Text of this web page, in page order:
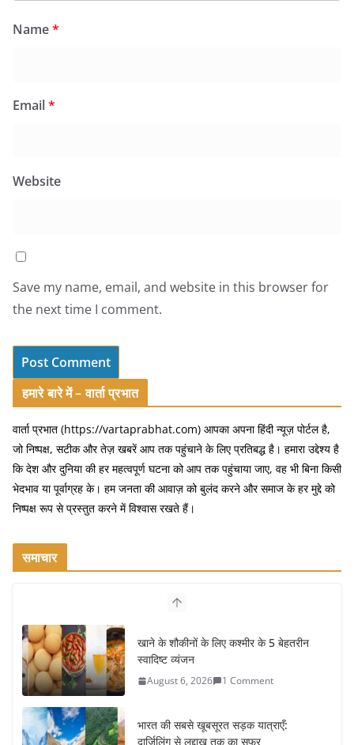
Name*
Email*
Website
Save my name, email, and website in this browser for
the next time I comment.
हमारे बारे में – वार्ता प्रभात
वार्ता प्रभात (https://vartaprabhat.com) आपका अपना हिंदी न्यूज़ पोर्टल है,
जो निष्पक्ष, सटीक और तेज़ खबरें आप तक पहुंचाने के लिए प्रतिबद्ध है। हमारा उद्देश्य है
कि देश और दुनिया की हर महत्वपूर्ण घटना को आप तक पहुंचाया जाए, वह भी बिना किसी
भेदभाव या पूर्वाग्रह के। हम जनता की आवाज़ को बुलंद करने और समाज के हर मुद्दे को
निष्पक्ष रूप से प्रस्तुत करने में विश्वास रखते हैं।
समाचार
खाने के शौकीनों के लिए कश्मीर के 5 बेहतरीन
स्वादिष्ट व्यंजन
August 6, 2026 1 Comment
भारत की सबसे खूबसूरत सड़क यात्राएँ:
दार्जिलिंग से लद्दाख तक का सफर